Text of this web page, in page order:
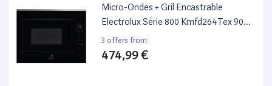
Micro-Ondes + Gril Encastrable
Electrolux Série 800 Kmfd264Tex 900
W Noir
3 offers from:
474,99 €